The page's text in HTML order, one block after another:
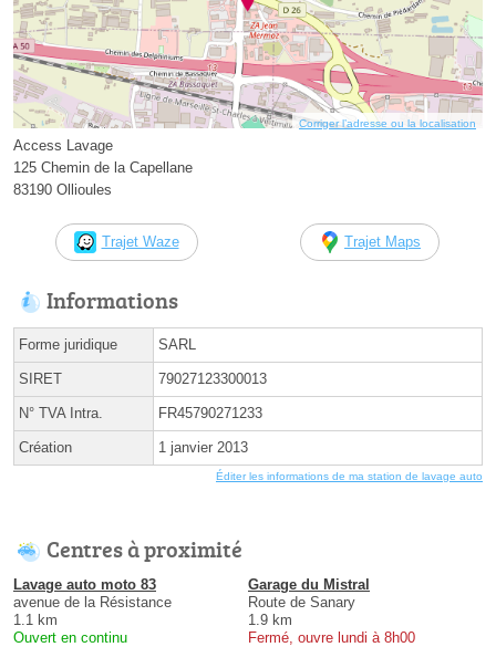
Corriger l’adresse ou la localisation
Access Lavage
125 Chemin de la Capellane
83190 Ollioules
Trajet Waze Trajet Maps
Informations
Forme juridique SARL
SIRET 79027123300013
N° TVA Intra. FR45790271233
Création 1 janvier 2013
Éditer les informations de ma station de lavage auto
Centres à proximité
Lavage auto moto 83
avenue de la Résistance
1.1 km
Ouvert en continu
Garage du Mistral
Route de Sanary
1.9 km
Fermé, ouvre lundi à 8h00